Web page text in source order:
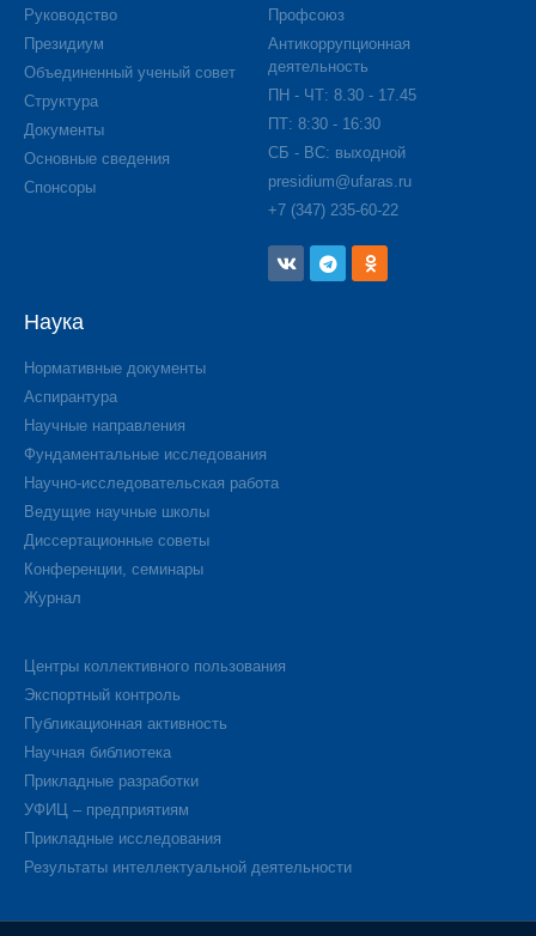
Руководство
Президиум
Объединенный ученый совет
Структура
Документы
Основные сведения
Спонсоры
Профсоюз
Антикоррупционная
деятельность
ПН - ЧТ: 8.30 - 17.45
ПТ: 8:30 - 16:30
СБ - ВС: выходной
presidium@ufaras.ru
+7 (347) 235-60-22
Наука
Нормативные документы
Аспирантура
Научные направления
Фундаментальные исследования
Научно-исследовательская работа
Ведущие научные школы
Диссертационные советы
Конференции, семинары
Журнал
Центры коллективного пользования
Экспортный контроль
Публикационная активность
Научная библиотека
Прикладные разработки
УФИЦ – предприятиям
Прикладные исследования
Результаты интеллектуальной деятельности